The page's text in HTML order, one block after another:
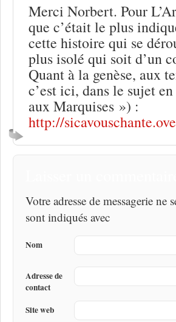
Merci Norbert. Pour
que c’était le plus
cette histoire qui se
plus isolé qui soit d’un
Quant à la genèse, aux
c’est ici, dans le sujet
aux Marquises ») :
http://
Votre adresse de messagerie
sont indiqués avec
Nom
Adresse de
contact
Site web